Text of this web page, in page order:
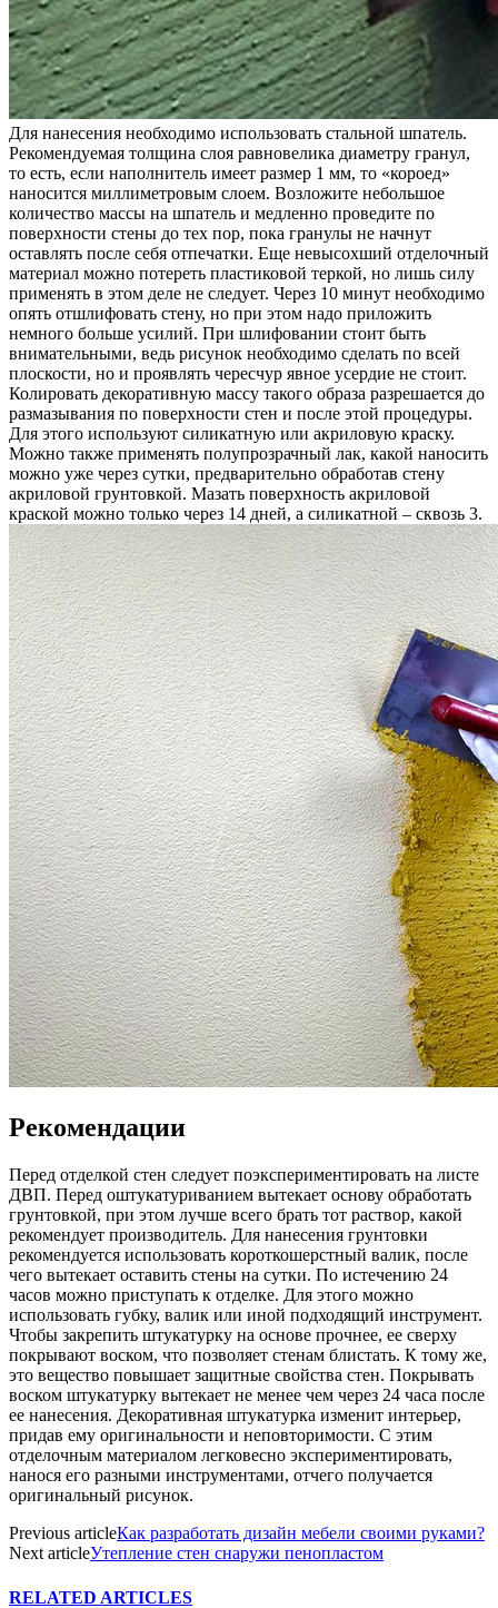
Для нанесения необходимо использовать стальной шпатель.
Рекомендуемая толщина слоя равновелика диаметру гранул,
то есть, если наполнитель имеет размер 1 мм, то «короед»
наносится миллиметровым слоем. Возложите небольшое
количество массы на шпатель и медленно проведите по
поверхности стены до тех пор, пока гранулы не начнут
оставлять после себя отпечатки. Еще невысохший отделочный
материал можно потереть пластиковой теркой, но лишь силу
применять в этом деле не следует. Через 10 минут необходимо
опять отшлифовать стену, но при этом надо приложить
немного больше усилий. При шлифовании стоит быть
внимательными, ведь рисунок необходимо сделать по всей
плоскости, но и проявлять чересчур явное усердие не стоит.
Колировать декоративную массу такого образа разрешается до
размазывания по поверхности стен и после этой процедуры.
Для этого используют силикатную или акриловую краску.
Можно также применять полупрозрачный лак, какой наносить
можно уже через сутки, предварительно обработав стену
акриловой грунтовкой. Мазать поверхность акриловой
краской можно только через 14 дней, а силикатной – сквозь 3.
Рекомендации
Перед отделкой стен следует поэкспериментировать на листе
ДВП. Перед оштукатуриванием вытекает основу обработать
грунтовкой, при этом лучше всего брать тот раствор, какой
рекомендует производитель. Для нанесения грунтовки
рекомендуется использовать короткошерстный валик, после
чего вытекает оставить стены на сутки. По истечению 24
часов можно приступать к отделке. Для этого можно
использовать губку, валик или иной подходящий инструмент.
Чтобы закрепить штукатурку на основе прочнее, ее сверху
покрывают воском, что позволяет стенам блистать. К тому же,
это вещество повышает защитные свойства стен. Покрывать
воском штукатурку вытекает не менее чем через 24 часа после
ее нанесения. Декоративная штукатурка изменит интерьер,
придав ему оригинальности и неповторимости. С этим
отделочным материалом легковесно экспериментировать,
нанося его разными инструментами, отчего получается
оригинальный рисунок.
Previous articleКак разработать дизайн мебели своими руками?
Next articleУтепление стен снаружи пенопластом
RELATED ARTICLES